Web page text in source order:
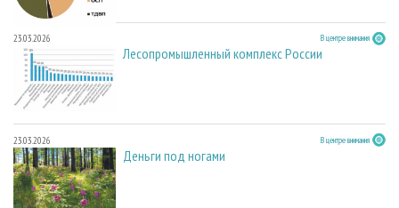
23.03.2026 В центре внимания
Лесопромышленный комплекс России
23.03.2026 В центре внимания
Деньги под ногами